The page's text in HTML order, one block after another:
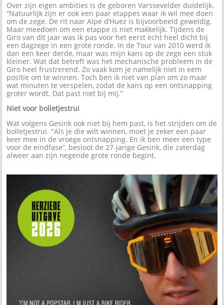
Over zijn eigen ambities is de geboren Varssevelder duidelijk.
“Natuurlijk zijn er ook een paar etappes waar ik wil mee doen
om de zege. De rit naar Alpe d’Huez is bijvoorbeeld geweldig.
Maar meedoen om een etappe is niet makkelijk. Tijdens de
Giro van dit jaar was ik pas voor het eerst echt heel dicht bij
een dagzege in een grote ronde. In de Tour van 2010 werd ik
dan een keer derde, maar was mijn kans op de zege een stuk
kleiner. Wat dat betreft was het mechanische probleem in de
Giro heel frustrerend. Zo vaak kom je namelijk niet in eem
positie om te winnen. Toch ben ik niet van plan om zo maar
wat minuten te verspelen, zodat de kans op een ontsnapping
groter wordt. Dat past niet bij mij.”
Niet voor bolletjestrui
Wat volgens Gesink ook niet bij hem past, is het strijden om de
bolletjestrui. "Als je die wilt winnen, moet je zeker een paar
keer mee in de vroege ontsnapping. En ik ben meer een type
voor de eindfase”, besloot de 27-jarige Gesink, die zaterdag
alweer aan zijn negende grote ronde begint.